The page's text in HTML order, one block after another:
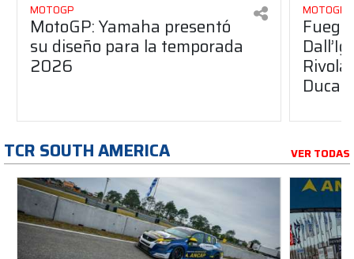
MOTOGP
MotoGP: Yamaha presentó
su diseño para la temporada
2026
MOTOGP
Ducati
TCR SOUTH AMERICA VER TODAS